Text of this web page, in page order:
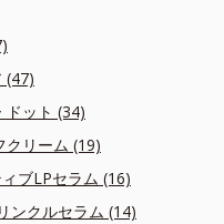
(47)
ドット (34)
クリーム (19)
ブLPセラム (16)
ンクルセラム (14)